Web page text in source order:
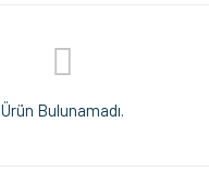
Ürün Bulunamadı.